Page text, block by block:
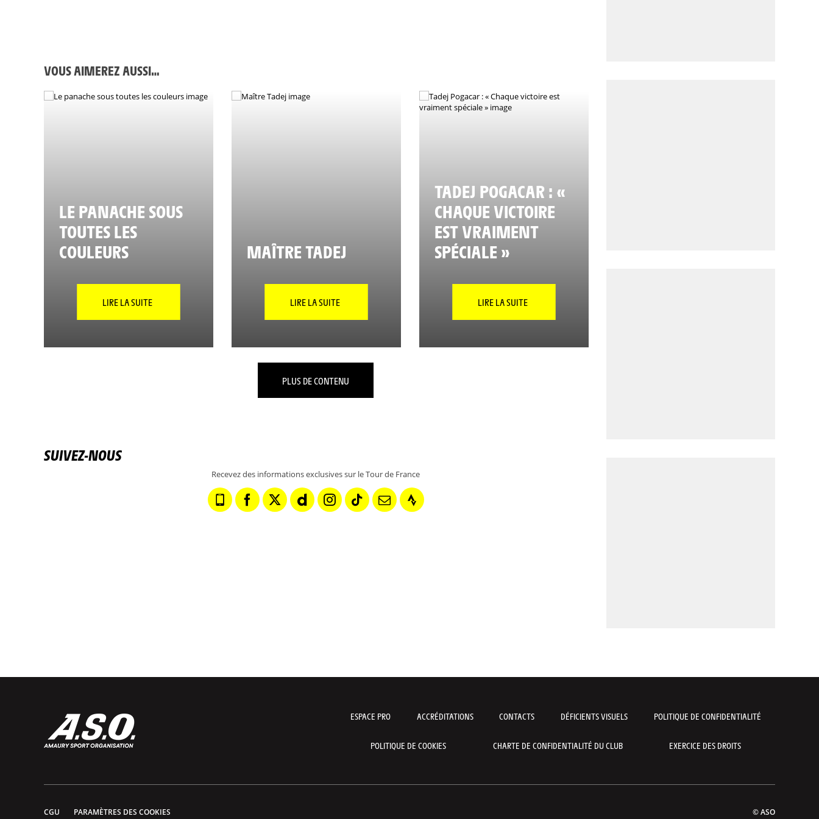
VOUS AIMEREZ AUSSI…
LE PANACHE SOUS
TOUTES LES
COULEURS
LIRE LA SUITE
MAÎTRE TADEJ
LIRE LA SUITE
TADEJ POGACAR : «
CHAQUE VICTOIRE
EST VRAIMENT
SPÉCIALE »
LIRE LA SUITE
PLUS DE CONTENU
SUIVEZ-NOUS
Recevez des informations exclusives sur le Tour de France
ESPACE PRO ACCRÉDITATIONS CONTACTS DÉFICIENTS VISUELS POLITIQUE DE CONFIDENTIALITÉ
POLITIQUE DE COOKIES CHARTE DE CONFIDENTIALITÉ DU CLUB EXERCICE DES DROITS
CGU PARAMÈTRES DES COOKIES © ASO